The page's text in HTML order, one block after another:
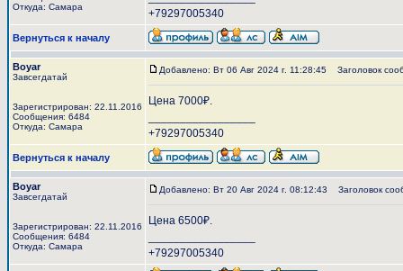
Откуда: Самара
+79297005340
Вернуться к началу
Boyar
Завсегдатай
Зарегистрирован: 22.11.2016
Сообщения: 6484
Откуда: Самара
Добавлено: Вт 06 Авг 2024 г. 11:28:45 Заголовок
Цена 7000₽.
+79297005340
Вернуться к началу
Boyar
Завсегдатай
Зарегистрирован: 22.11.2016
Сообщения: 6484
Откуда: Самара
Добавлено: Вт 20 Авг 2024 г. 08:12:43 Заголовок
Цена 6500₽.
+79297005340